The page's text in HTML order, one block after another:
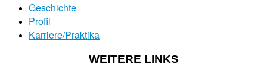
Geschichte
Profil
Karriere/Praktika
WEITERE LINKS